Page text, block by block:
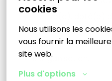
cookies
Nous utilisons les
vous fournir la
site web.
Plus d'options
Motivé(e), doté(e)
d’un sens aigu de
l’autonomie, tu sais
d’organisation.